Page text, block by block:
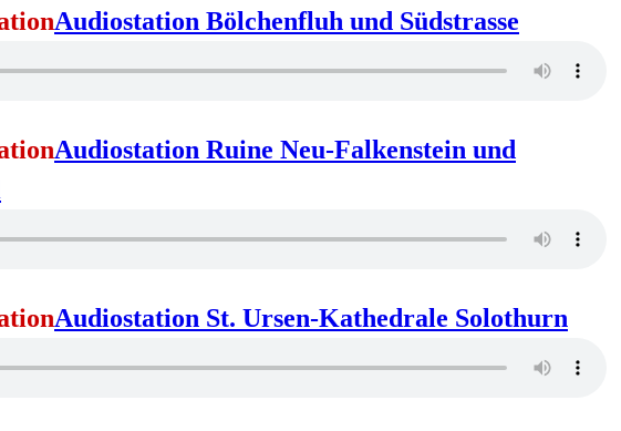
Audiostation Bölchenfluh und Südstrasse
Audiostation Ruine Neu-Falkenstein und
Audiostation St. Ursen-Kathedrale Solothurn